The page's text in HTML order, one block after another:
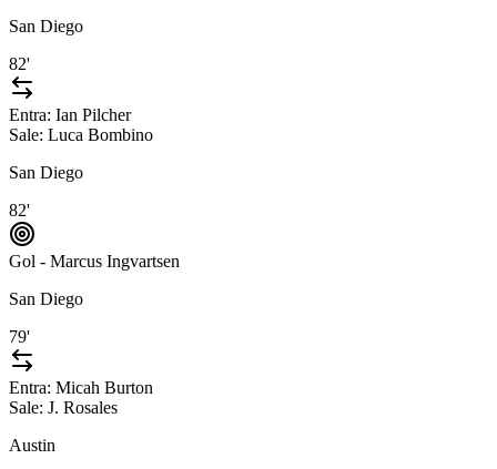
San Diego
82'
Entra: Ian Pilcher
Sale: Luca Bombino
San Diego
82'
Gol - Marcus Ingvartsen
San Diego
79'
Entra: Micah Burton
Sale: J. Rosales
Austin